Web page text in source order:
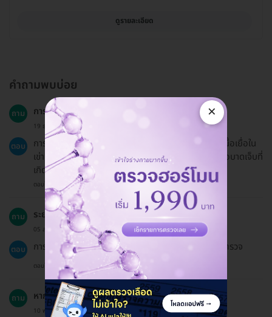
ดูรายละเอียด
คำถามพบบ่อย
ถาม การเอกซเรย์เข่าคืออะไร?
19 ธ.ค. 2024
ตอบ
การเอกซเรย์เข่าคือการตรวจสอบสภาพของกระดูกและเนื้อเยื่อใน
เข่าผ่านการใช้รังสีเอ็กซเรย์เพื่อตรวจหาความผิดปกติหรือบาดเจ็บที่
เกิดขึ้น
ตอบโดยทีมงาน HD
ถาม ระยะเวลาในการทำการเอกซเรย์เข่าประมาณเท่าไหร่?
05 ส.ค. 2024
ตอบ การเอกซเรย์เข่าจะใช้เวลาประมาณ 30 นาทีในการทำการตรวจ
ตอบโดยทีมงาน HD
ถาม หากเปลี่ยนใจสามารถขอคืนเงินได้ไหม?
10 พ.ค. 2024
×